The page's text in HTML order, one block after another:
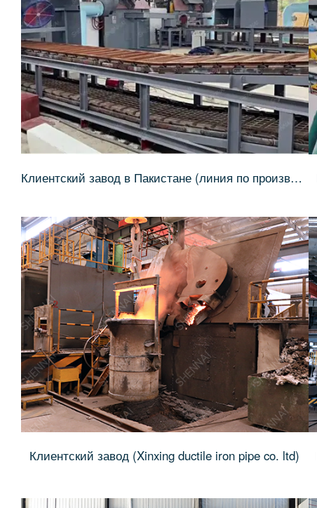
Клиентский завод в Пакистане (линия по производству алюминиевых слитков)
Клиентский завод (Xinxing ductile iron pipe co. ltd)